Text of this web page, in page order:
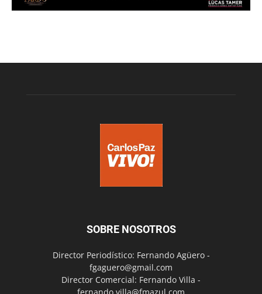
SOBRE NOSOTROS
Director Periodístico: Fernando Agüero -
fgaguero@gmail.com
Director Comercial: Fernando Villa -